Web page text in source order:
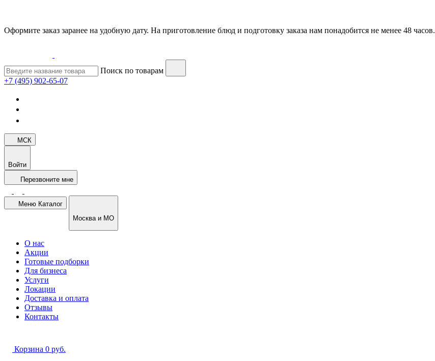
Оформите заказ заранее на удобную дату. На приготовление блюд и подготовку заказа нам понадобится не менее 48 часов.
Поиск по товарам
+7 (495) 902-65-07
МСК
Войти
Перезвоните мне
Меню Каталог
Москва и МО
О нас
Акции
Готовые подборки
Для бизнеса
Услуги
Локации
Доставка и оплата
Отзывы
Контакты
Корзина 0 руб.